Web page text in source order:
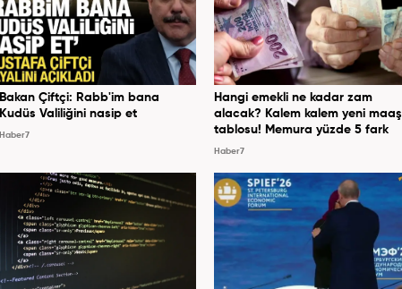
Bakan Çiftçi: Rabb'im bana
Kudüs Valiliğini nasip et
Haber7
Hangi emekli ne kadar zam
alacak? Kalem kalem yeni maaş
tablosu! Memura yüzde 5 fark
Haber7